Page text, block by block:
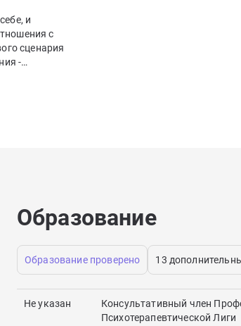
и
с
сценария
-
Образование
Образование проверено 13
Не указан
Консультативный член
Психотерапевтической Лиги